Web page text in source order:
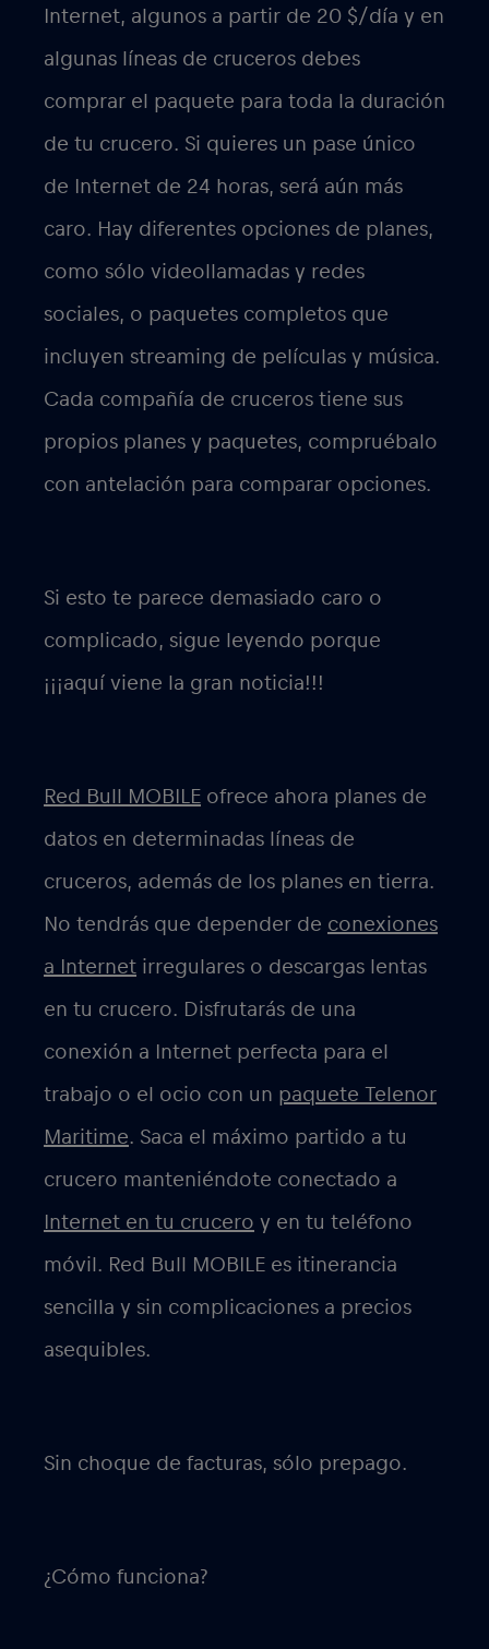
Internet, algunos a partir de 20 $/día y en
algunas líneas de cruceros debes
comprar el paquete para toda la duración
de tu crucero. Si quieres un pase único
de Internet de 24 horas, será aún más
caro. Hay diferentes opciones de planes,
como sólo videollamadas y redes
sociales, o paquetes completos que
incluyen streaming de películas y música.
Cada compañía de cruceros tiene sus
propios planes y paquetes, compruébalo
con antelación para comparar opciones.
Si esto te parece demasiado caro o
complicado, sigue leyendo porque
¡¡¡aquí viene la gran noticia!!!
Red Bull MOBILE ofrece ahora planes de
datos en determinadas líneas de
cruceros, además de los planes en tierra.
No tendrás que depender de conexiones
a Internet irregulares o descargas lentas
en tu crucero. Disfrutarás de una
conexión a Internet perfecta para el
trabajo o el ocio con un paquete Telenor
Maritime. Saca el máximo partido a tu
crucero manteniéndote conectado a
Internet en tu crucero y en tu teléfono
móvil. Red Bull MOBILE es itinerancia
sencilla y sin complicaciones a precios
asequibles.
Sin choque de facturas, sólo prepago.
¿Cómo funciona?